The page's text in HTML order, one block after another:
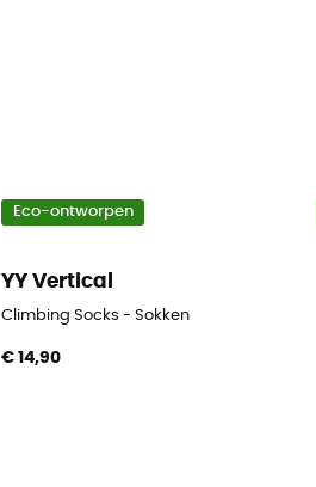
Eco-ontworpen
YY Vertical
Climbing Socks - Sokken
€ 14,90